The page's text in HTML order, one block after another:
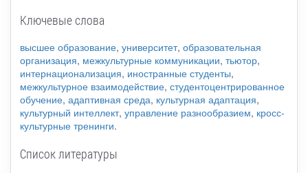
Ключевые слова
высшее образование, университет, образовательная
организация, межкультурные коммуникации, тьютор,
интернационализация, иностранные студенты,
межкультурное взаимодействие, студентоцентрированное
обучение, адаптивная среда, культурная адаптация,
культурный интеллект, управление разнообразием, кросс-
культурные тренинги.
Список литературы